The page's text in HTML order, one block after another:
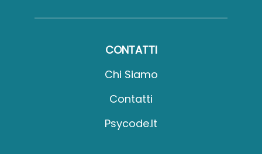
CONTATTI
Chi Siamo
Contatti
Psycode.it